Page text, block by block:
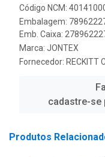
Código NCM:
Embalagem:
Emb. Caixa:
Marca: JONTEX
Fornecedor: RECKITT
cadastre-se
Produtos